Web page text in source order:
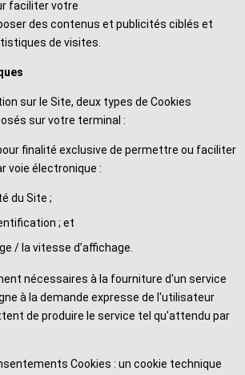
faciliter votre
des contenus et publicités ciblés et
de visites.
sur le Site, deux types de Cookies
sur votre terminal :
finalité exclusive de permettre ou faciliter
voie électronique :
du Site ;
; et
/ la vitesse d’affichage.
nécessaires à la fourniture d'un service
à la demande expresse de l'utilisateur
de produire le service tel qu'attendu par
Cookies : un cookie technique